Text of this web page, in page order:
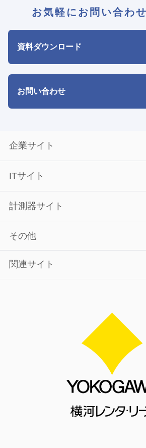
お気軽にお問い合わ
資料ダウンロード
お問い合わせ
企業サイト
ITサイト
計測器サイト
その他
関連サイト